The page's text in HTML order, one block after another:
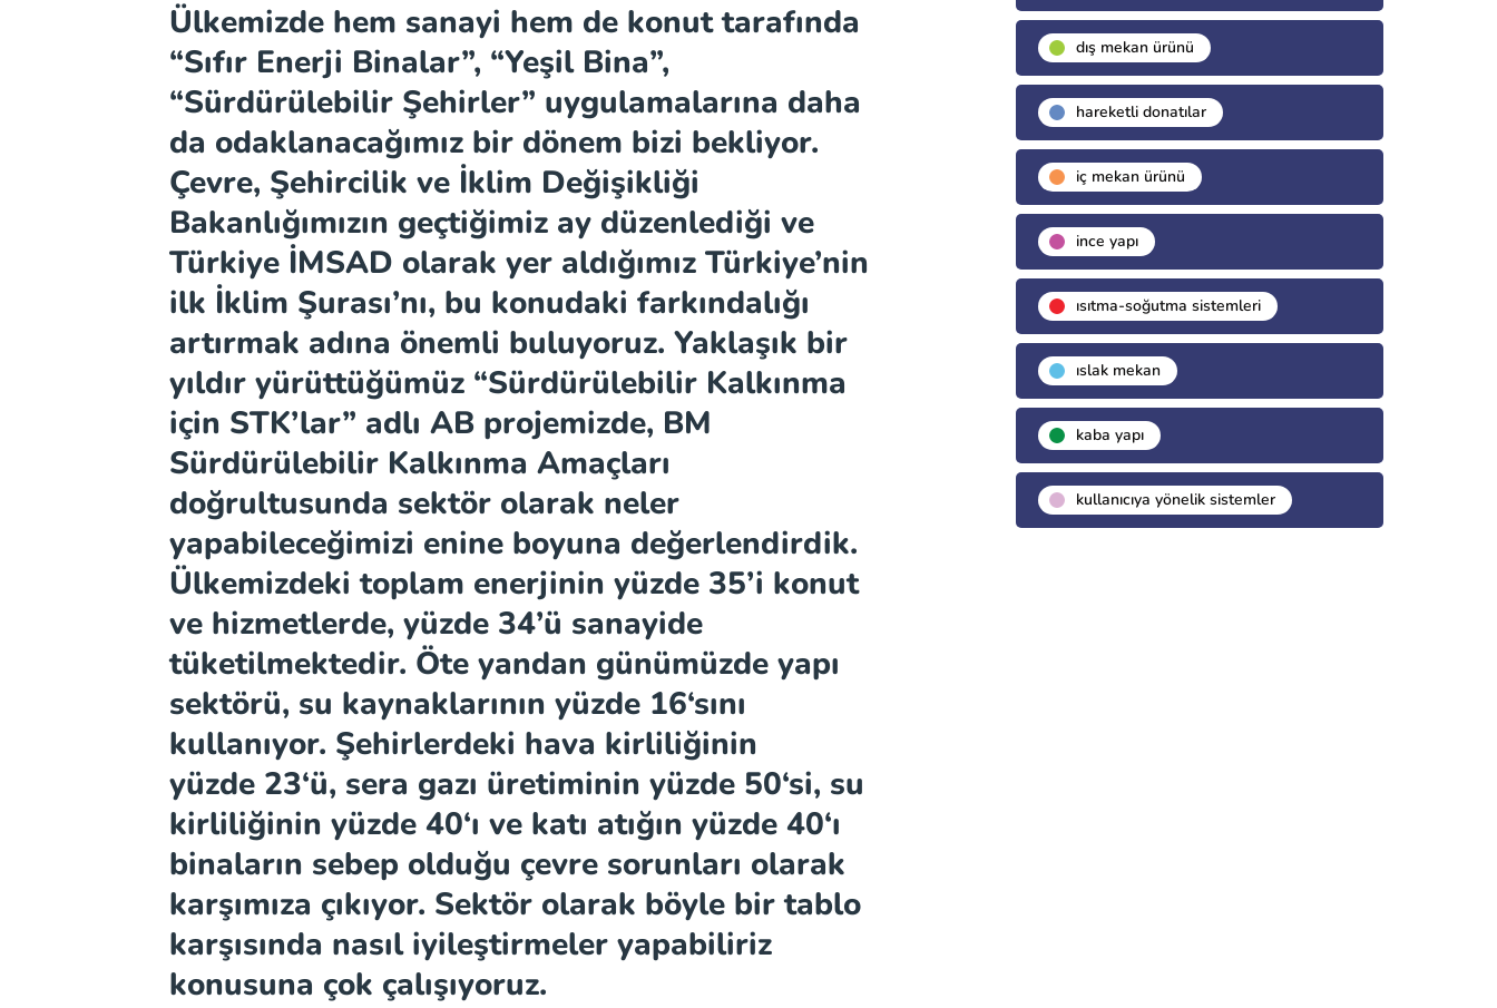
Ülkemizde hem sanayi hem de konut tarafında
“Sıfır Enerji Binalar”, “Yeşil Bina”,
“Sürdürülebilir Şehirler” uygulamalarına daha
da odaklanacağımız bir dönem bizi bekliyor.
Çevre, Şehircilik ve İklim Değişikliği
Bakanlığımızın geçtiğimiz ay düzenlediği ve
Türkiye İMSAD olarak yer aldığımız Türkiye’nin
ilk İklim Şurası’nı, bu konudaki farkındalığı
artırmak adına önemli buluyoruz. Yaklaşık bir
yıldır yürüttüğümüz “Sürdürülebilir Kalkınma
için STK’lar” adlı AB projemizde, BM
Sürdürülebilir Kalkınma Amaçları
doğrultusunda sektör olarak neler
yapabileceğimizi enine boyuna değerlendirdik.
Ülkemizdeki toplam enerjinin yüzde 35’i konut
ve hizmetlerde, yüzde 34’ü sanayide
tüketilmektedir. Öte yandan günümüzde yapı
sektörü, su kaynaklarının yüzde 16‘sını
kullanıyor. Şehirlerdeki hava kirliliğinin
yüzde 23‘ü, sera gazı üretiminin yüzde 50‘si, su
kirliliğinin yüzde 40‘ı ve katı atığın yüzde 40‘ı
binaların sebep olduğu çevre sorunları olarak
karşımıza çıkıyor. Sektör olarak böyle bir tablo
karşısında nasıl iyileştirmeler yapabiliriz
konusuna çok çalışıyoruz.
dış mekan ürünü
hareketli donatılar
i̇ç mekan ürünü
i̇nce yapı
isıtma-soğutma sistemleri
islak mekan
kaba yapı
kullanıcıya yönelik sistemler